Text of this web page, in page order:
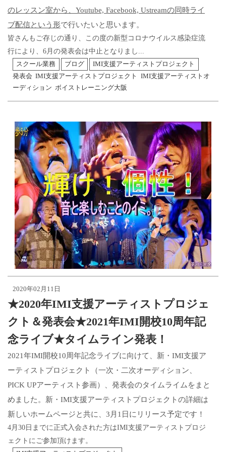
のレッスン室から、Youtube, Facebook, Ustreamの同時ライ
ブ配信という形で行いたいと思います。
皆さんもご存じの通り、この度の新型コロナウイルス感染症流
行により、6月の発表会は中止となりまし...
スクール業務 ブログ
IMI支援アーティストプロジェクト
発表会 IMI支援アーティストプロジェクト
IMI支援アーティストオ
ーディション ボイストレーニング大阪
2020年02月11日
★2020年IMI支援アーティストプロジェ
クト＆発表会★2021年IMI開校10周年記
念ライブ★タイムライン発表！
2021年IMI開校10周年記念ライブに向けて、新・IMI支援ア
ーティストプロジェクト（一次・二次オーディション、
PICK UPアーティスト参画）、発表会のタイムライムをまと
めました。新・IMI支援アーティストプロジェクトの詳細は
新しいホームページと共に、3月1日にリリース予定です！
4月30日までに正式入会された方はIMI支援アーティストプロジ
ェクトにご参加頂けます。